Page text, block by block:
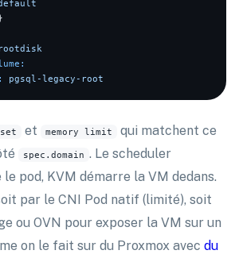
rootdisk
pgsql-legacy-root
et memory limit
qui matchent ce
spec.domain . Le scheduler
pod, KVM démarre la VM dedans.
par le CNI Pod natif (limité), soit
ou OVN pour exposer la VM sur un
on le fait sur du Proxmox avec du